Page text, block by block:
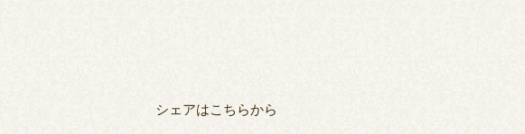
シェアはこちらから